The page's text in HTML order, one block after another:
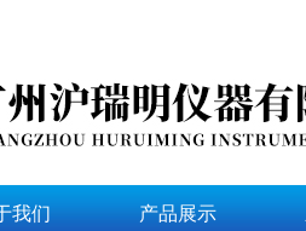
我们 产品展示